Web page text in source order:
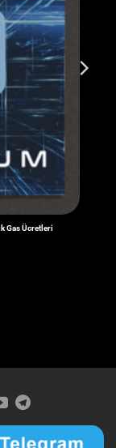
Gas Ücretleri